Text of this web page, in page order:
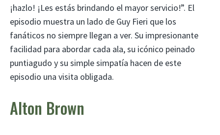
¡hazlo! ¡Les estás brindando el mayor servicio!”. El
episodio muestra un lado de Guy Fieri que los
fanáticos no siempre llegan a ver. Su impresionante
facilidad para abordar cada ala, su icónico peinado
puntiagudo y su simple simpatía hacen de este
episodio una visita obligada.
Alton Brown